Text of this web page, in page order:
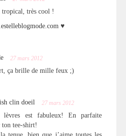
tropical, très cool !
♥
27 mars 2012
ça brille de mille feux ;)
clin doeil 27 mars 2012
est fabuleux! En parfaite
ton tee-shirt!